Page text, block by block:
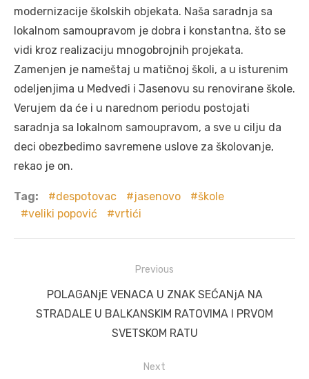
modernizacije školskih objekata. Naša saradnja sa
lokalnom samoupravom je dobra i konstantna, što se
vidi kroz realizaciju mnogobrojnih projekata.
Zamenjen je nameštaj u matičnoj školi, a u isturenim
odeljenjima u Medveđi i Jasenovu su renovirane škole.
Verujem da će i u narednom periodu postojati
saradnja sa lokalnom samoupravom, a sve u cilju da
deci obezbedimo savremene uslove za školovanje,
rekao je on.
Tag: despotovac jasenovo
škole
veliki popović
vrtići
navigation
Previous
Previous
post:
POLAGANjE VENACA U ZNAK SEĆANjA NA
STRADALE U BALKANSKIM RATOVIMA I PRVOM
SVETSKOM RATU
Next